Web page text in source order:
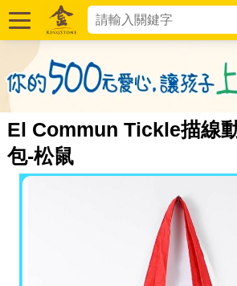
El Commun Tickle描線
包-松鼠